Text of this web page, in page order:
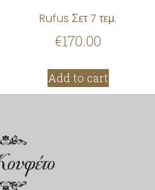
Rufus Σετ 7 τεμ.
€170.00
Add to cart